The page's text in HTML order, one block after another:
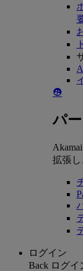
パ
拡張
ログイン
Back ログイ